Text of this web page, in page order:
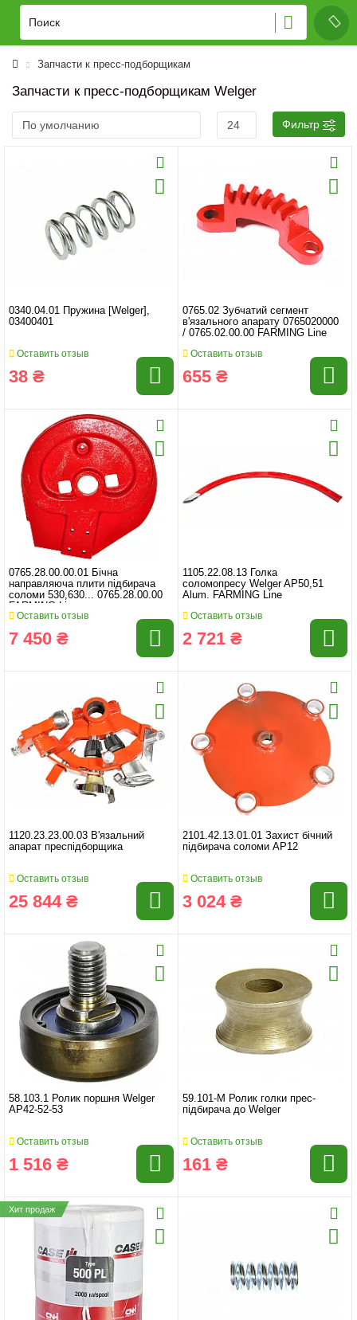
Запчасти к пресс-подборщикам
Запчасти к пресс-подборщикам Welger
Фильтр
0340.04.01 Пружина [Welger],
03400401
Оставить отзыв
38 ₴
0765.02 Зубчатий сегмент
в'язального апарату 0765020000
/ 0765.02.00.00 FARMING Line
Оставить отзыв
655 ₴
0765.28.00.00.01 Бічна
направляюча плити підбирача
соломи 530,630... 0765.28.00.00
FARMING Line
Оставить отзыв
7 450 ₴
1105.22.08.13 Голка
соломопресу Welger AP50,51
Alum. FARMING Line
Оставить отзыв
2 721 ₴
1120.23.23.00.03 В'язальний
апарат преспідборщика
Оставить отзыв
25 844 ₴
2101.42.13.01.01 Захист бічний
підбирача соломи AP12
Оставить отзыв
3 024 ₴
58.103.1 Ролик поршня Welger
AP42-52-53
Оставить отзыв
1 516 ₴
59.101-М Ролик голки прес-
підбирача до Welger
Оставить отзыв
161 ₴
Хит продаж